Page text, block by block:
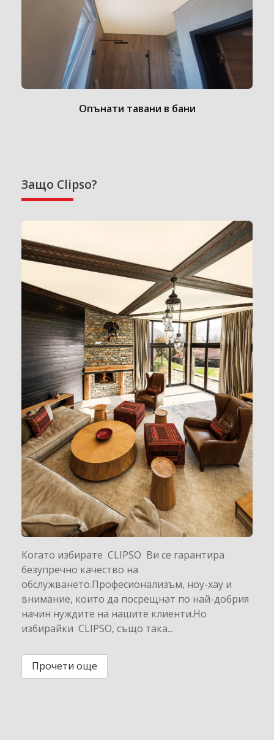
Опънати тавани в бани
Защо Clipso?
Когато избирате CLIPSO Ви се гарантира
безупречно качество на
обслужването.Професионализъм, ноу-хау и
внимание, които да посрещнат по най-добрия
начин нуждите на нашите клиенти.Но
избирайки CLIPSO, също така...
Прочети още